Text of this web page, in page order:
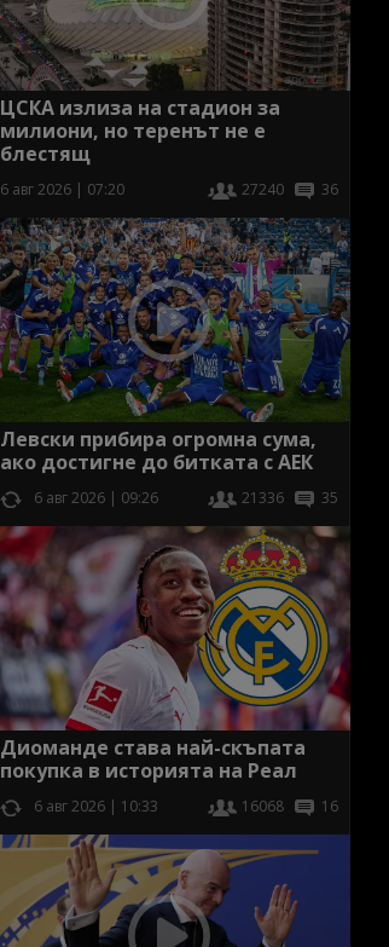
ЦСКА излиза на стадион за
милиони, но теренът не е
блестящ
6 авг 2026 | 07:20 27240 36
Левски прибира огромна сума,
ако достигне до битката с АЕК
6 авг 2026 | 09:26 21336 35
Диоманде става най-скъпата
покупка в историята на Реал
6 авг 2026 | 10:33 16068 16